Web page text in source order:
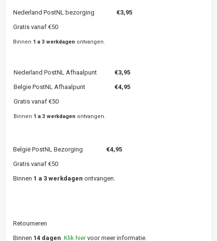
Nederland PostNL bezorging €3,95
Gratis vanaf €50
Binnen 1 a 3 werkdagen ontvangen.
Nederland PostNL Afhaalpunt €3,95
Belgie PostNL Afhaalpunt
€4,95
Gratis vanaf €50
Binnen 1 a 3 werkdagen ontvangen.
België PostNL Bezorging €4,95
Gratis vanaf €50
Binnen 1 a 3 werkdagen ontvangen.
Retourneren
Binnen 14 dagen Klik hiervoor meer informatie.